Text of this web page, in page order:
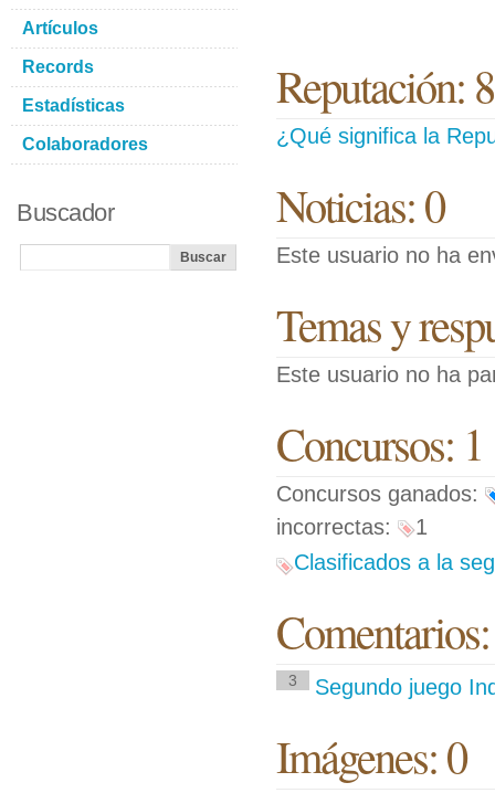
Reputación: 8
¿Qué significa la
Noticias: 0
Este usuario no ha
Temas y
Este usuario no ha
Concursos: 1
Concursos ganados:
incorrectas:
1
Clasificados a la
3 Segundo juego
Imágenes: 0
Artículos
Records
Estadísticas
Colaboradores
Buscador